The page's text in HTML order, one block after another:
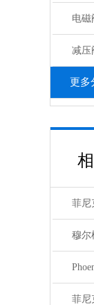
电磁
减压
更多
穆尔